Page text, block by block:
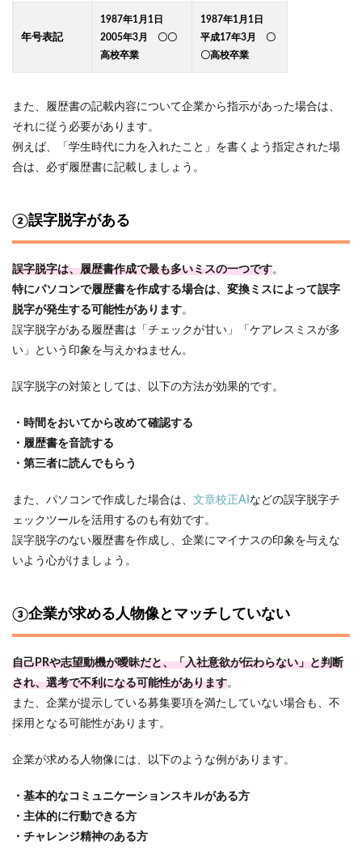
年号表記
1987年1月1日
2005年3月 〇〇
高校卒業
1987年1月1日
平成17年3月 〇
〇高校卒業
また、履歴書の記載内容について企業から指示があった場合は、
それに従う必要があります。
例えば、「学生時代に力を入れたこと」を書くよう指定された場
合は、必ず履歴書に記載しましょう。
②誤字脱字がある
誤字脱字は、履歴書作成で最も多いミスの一つです。
特にパソコンで履歴書を作成する場合は、変換ミスによって誤字
脱字が発生する可能性があります。
誤字脱字がある履歴書は「チェックが甘い」「ケアレスミスが多
い」という印象を与えかねません。
誤字脱字の対策としては、以下の方法が効果的です。
・時間をおいてから改めて確認する
・履歴書を音読する
・第三者に読んでもらう
また、パソコンで作成した場合は、 文章校正AI などの誤字脱字チ
ェックツールを活用するのも有効です。
誤字脱字のない履歴書を作成し、企業にマイナスの印象を与えな
いよう心がけましょう。
③企業が求める人物像とマッチしていない
自己PRや志望動機が曖昧だと、「入社意欲が伝わらない」と判断
され、選考で不利になる可能性があります。
また、企業が提示している募集要項を満たしていない場合も、不
採用となる可能性があります。
企業が求める人物像には、以下のような例があります。
・基本的なコミュニケーションスキルがある方
・主体的に行動できる方
・チャレンジ精神のある方